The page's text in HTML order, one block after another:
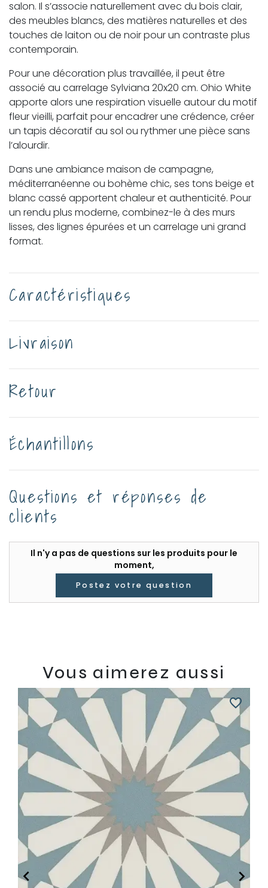
salon. Il s’associe naturellement avec du bois clair,
des meubles blancs, des matières naturelles et des
touches de laiton ou de noir pour un contraste plus
contemporain.
Pour une décoration plus travaillée, il peut être
associé au carrelage Sylviana 20x20 cm. Ohio White
apporte alors une respiration visuelle autour du motif
fleur vieilli, parfait pour encadrer une crédence, créer
un tapis décoratif au sol ou rythmer une pièce sans
l’alourdir.
Dans une ambiance maison de campagne,
méditerranéenne ou bohème chic, ses tons beige et
blanc cassé apportent chaleur et authenticité. Pour
un rendu plus moderne, combinez-le à des murs
lisses, des lignes épurées et un carrelage uni grand
format.
Caractéristiques
Livraison
Retour
Échantillons
Questions et réponses de
clients
Il n'y a pas de questions sur les produits pour le
moment,
Postez votre question
Vous aimerez aussi

favorite_border
